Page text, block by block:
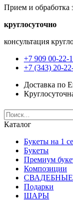
Прием и обработка
круглосуточно
консультация
+7 909 00-22-
+7 (343) 20-
Доставка по
Каталог
Букеты на 1
Букеты
Премиум
Композиции
Подарки
ШАРЫ